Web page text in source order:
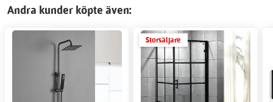
Andra kunder köpte även:
Storsäljare